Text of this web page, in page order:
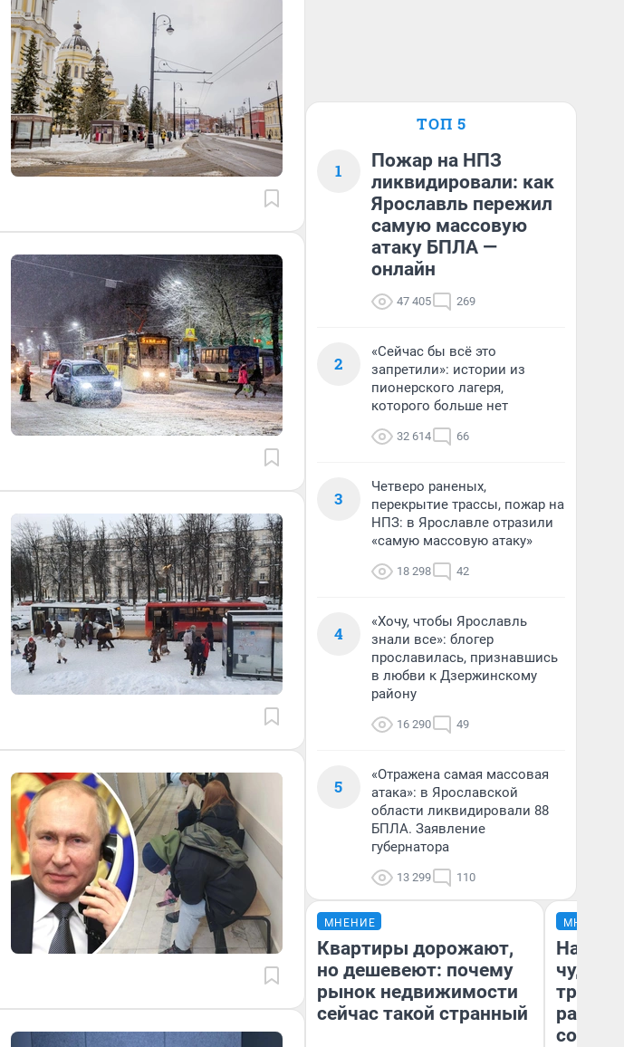
ТОП 5
1
Пожар на НПЗ
ликвидировали: как
Ярославль пережил
самую массовую
атаку БПЛА —
онлайн
47 405 269
2
«Сейчас бы всё это
запретили»: истории из
пионерского лагеря,
которого больше нет
32 614 66
3
Четверо раненых,
перекрытие трассы, пожар на
НПЗ: в Ярославле отразили
«самую массовую атаку»
18 298 42
4
«Хочу, чтобы Ярославль
знали все»: блогер
прославилась, признавшись
в любви к Дзержинскому
району
16 290 49
5
«Отражена самая массовая
атака»: в Ярославской
области ликвидировали 88
БПЛА. Заявление
губернатора
13 299 110
МНЕНИЕ
Квартиры дорожают,
но дешевеют: почему
рынок недвижимости
сейчас такой странный
МНЕНИЕ
чудом